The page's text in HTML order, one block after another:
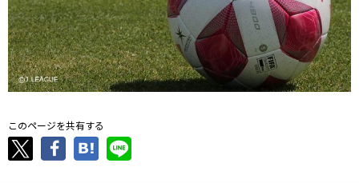
このページを共有する